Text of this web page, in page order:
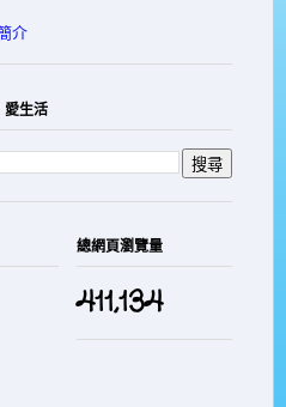
介
生活
總網頁瀏覽量
411,134